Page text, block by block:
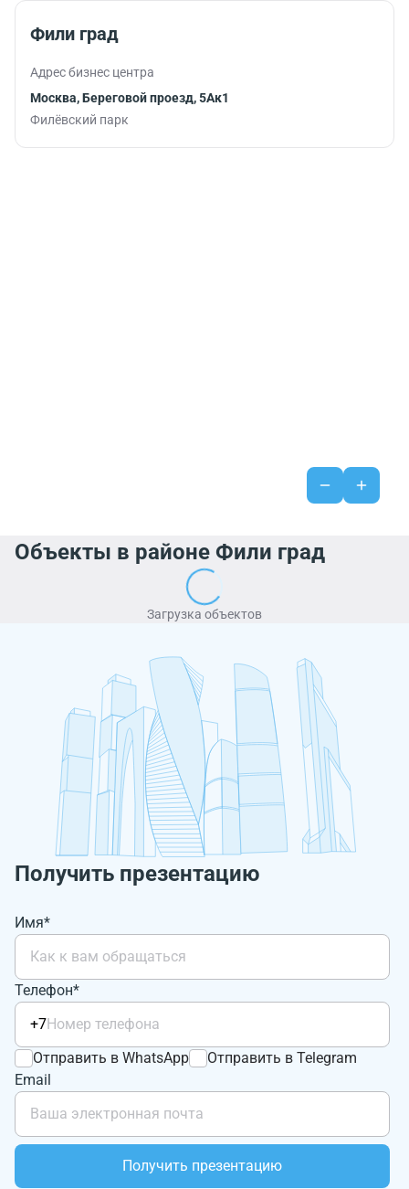
тренируясь во
рабочего дня.
Фили град
Адрес бизнес центра
Москва, Береговой проезд, 5Ак1
Филёвский парк
Объекты в районе Фили град
Загрузка объектов
Получить презентацию
Имя*
Телефон*
+7
Отправить в WhatsApp
Отправить в Telegram
Email
Получить презентацию